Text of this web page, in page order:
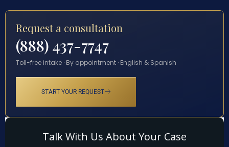
Request a consultation
(888) 437-7747
Toll-free intake · By appointment · English & Spanish
START YOUR REQUEST